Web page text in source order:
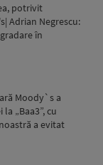
potrivit
Adrian Negrescu:
în
Moody`s a
„Baa3”, cu
a evitat